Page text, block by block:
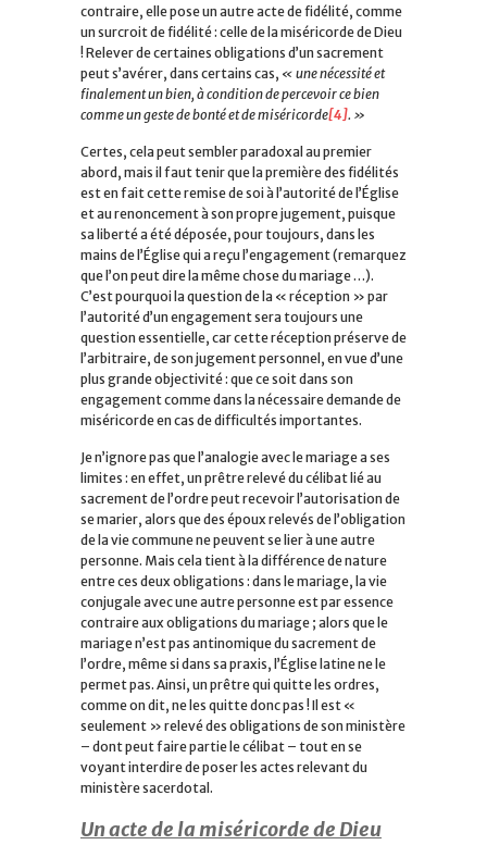
contraire, elle pose un autre acte de fidélité, comme
un surcroit de fidélité : celle de la miséricorde de Dieu
! Relever de certaines obligations d’un sacrement
peut s’avérer, dans certains cas, « une nécessité et
finalement un bien, à condition de percevoir ce bien
comme un geste de bonté et de miséricorde[4]. »
Certes, cela peut sembler paradoxal au premier
abord, mais il faut tenir que la première des fidélités
est en fait cette remise de soi à l’autorité de l’Église
et au renoncement à son propre jugement, puisque
sa liberté a été déposée, pour toujours, dans les
mains de l’Église qui a reçu l’engagement (remarquez
que l’on peut dire la même chose du mariage …).
C’est pourquoi la question de la « réception » par
l’autorité d’un engagement sera toujours une
question essentielle, car cette réception préserve de
l’arbitraire, de son jugement personnel, en vue d’une
plus grande objectivité : que ce soit dans son
engagement comme dans la nécessaire demande de
miséricorde en cas de difficultés importantes.
Je n’ignore pas que l’analogie avec le mariage a ses
limites : en effet, un prêtre relevé du célibat lié au
sacrement de l’ordre peut recevoir l’autorisation de
se marier, alors que des époux relevés de l’obligation
de la vie commune ne peuvent se lier à une autre
personne. Mais cela tient à la différence de nature
entre ces deux obligations : dans le mariage, la vie
conjugale avec une autre personne est par essence
contraire aux obligations du mariage ; alors que le
mariage n’est pas antinomique du sacrement de
l’ordre, même si dans sa praxis, l’Église latine ne le
permet pas. Ainsi, un prêtre qui quitte les ordres,
comme on dit, ne les quitte donc pas ! Il est «
seulement » relevé des obligations de son ministère
– dont peut faire partie le célibat – tout en se
voyant interdire de poser les actes relevant du
ministère sacerdotal.
Un acte de la miséricorde de Dieu